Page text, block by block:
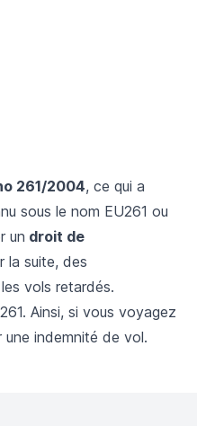
261/2004, ce qui a
sous le nom EU261 ou
un droit de
la suite, des
vols retardés.
Ainsi, si vous voyagez
indemnité de vol.